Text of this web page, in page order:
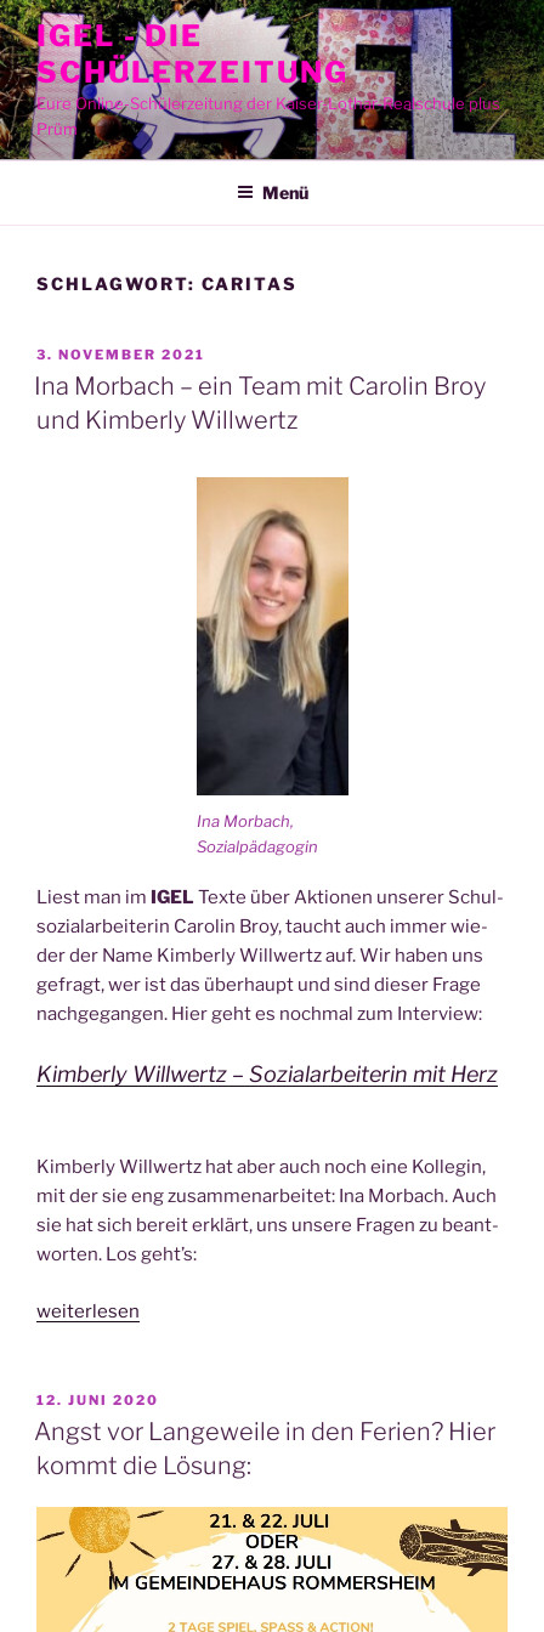
Zum
Inhalt
springen
IGEL - DIE
SCHÜLERZEITUNG
Eure Online-Schülerzeitung der Kaiser-Lothar-Realschule plus
Prüm
Menü
SCHLAGWORT: CARITAS
VERÖFFENTLICHT
AM
3. NOVEMBER 2021
Ina Morbach – ein Team mit Carolin Broy
und Kimberly Willwertz
Ina Mor­bach,
Sozialpädagogin
Liest man im IGEL Tex­te über Aktio­nen unse­rer Schul­
so­zi­al­ar­bei­te­rin Caro­lin Broy, taucht auch immer wie­
der der Name Kim­ber­ly Will­wertz auf. Wir haben uns
gefragt, wer ist das über­haupt und sind die­ser Fra­ge
nach­ge­gan­gen. Hier geht es noch­mal zum Interview:
Kim­ber­ly Will­wertz – Sozi­al­ar­bei­te­rin mit Herz
Kim­ber­ly Will­wertz hat aber auch noch eine Kol­le­gin,
mit der sie eng zusam­men­ar­bei­tet: Ina Mor­bach. Auch
sie hat sich bereit erklärt, uns unse­re Fra­gen zu beant­
wor­ten. Los geht’s:
„Ina
–
ein
Team
Caro­
lin
Broy
weiterlesen
VERÖFFENTLICHT
AM
12. JUNI 2020
Angst vor Langeweile in den Ferien? Hier
kommt die Lösung: